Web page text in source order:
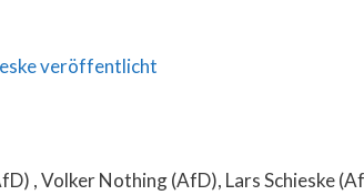
, Volker Nothing (AfD), Lars Schieske